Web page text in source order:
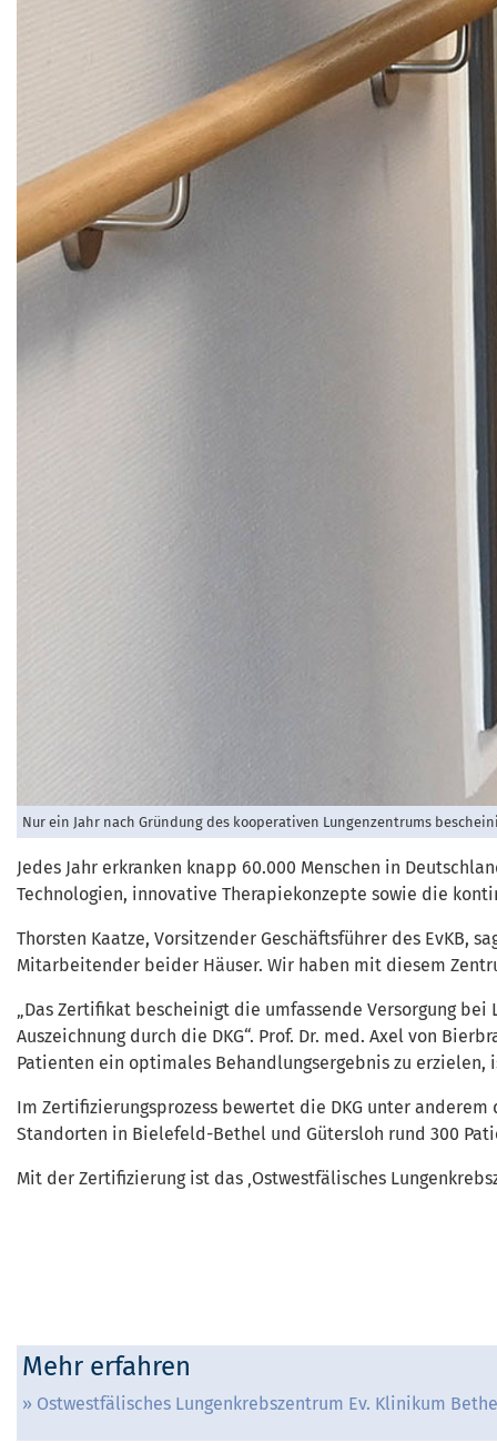
Nur ein Jahr nach Gründung des kooperativen Lungenzentrums
Jedes Jahr erkranken knapp 60.000 Menschen in
Technologien, innovative Therapiekonzepte sowie die
Thorsten Kaatze, Vorsitzender Geschäftsführer des
Mitarbeitender beider Häuser. Wir haben mit diesem
„Das Zertifikat bescheinigt die umfassende Versorgung
Auszeichnung durch die DKG“. Prof. Dr. med. Axel von
Patienten ein optimales Behandlungsergebnis zu
Im Zertifizierungsprozess bewertet die DKG unter
Standorten in Bielefeld-Bethel und Gütersloh rund 300
Mit der Zertifizierung ist das ‚Ostwestfälisches
Mehr erfahren
Ostwestfälisches Lungenkrebszentrum Ev. Klinikum